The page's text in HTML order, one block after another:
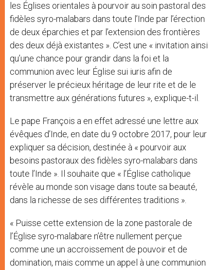
les Églises orientales à pourvoir au soin pastoral des
fidèles syro-malabars dans toute l’Inde par l’érection
de deux éparchies et par l’extension des frontières
des deux déjà existantes ». C’est une « invitation ainsi
qu’une chance pour grandir dans la foi et la
communion avec leur Église sui iuris afin de
préserver le précieux héritage de leur rite et de le
transmettre aux générations futures », explique-t-il.
Le pape François a en effet adressé une lettre aux
évêques d’Inde, en date du 9 octobre 2017, pour leur
expliquer sa décision, destinée à « pourvoir aux
besoins pastoraux des fidèles syro-malabars dans
toute l’Inde ». Il souhaite que « l’Église catholique
révèle au monde son visage dans toute sa beauté,
dans la richesse de ses différentes traditions ».
« Puisse cette extension de la zone pastorale de
l’Église syro-malabare n’être nullement perçue
comme une un accroissement de pouvoir et de
domination, mais comme un appel à une communion